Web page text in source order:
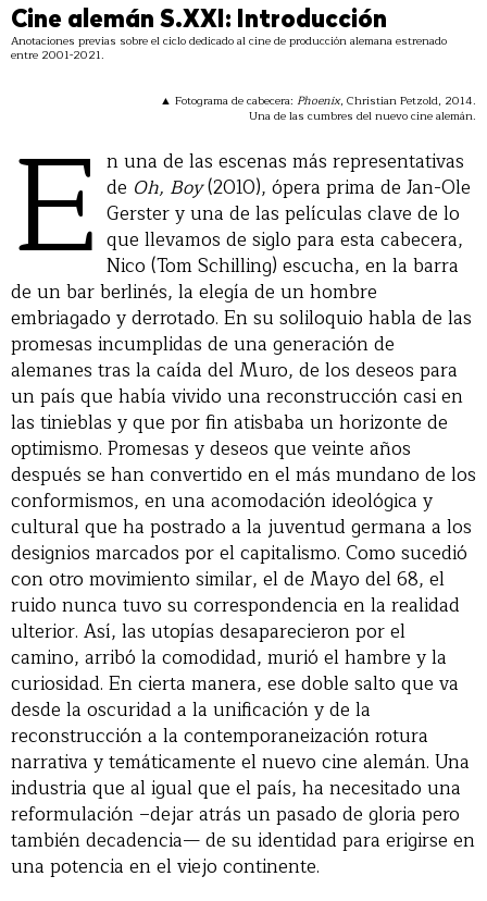
Cine alemán S.XXI: Introducción
Anotaciones previas sobre el ciclo dedicado al cine de producción alemana estrenado
entre 2001-2021.
▲ Fotograma de cabecera: Phoenix, Christian Petzold, 2014.
Una de las cumbres del nuevo cine alemán.
E n una de las escenas más representativas
de Oh, Boy(2010), ópera prima de Jan-Ole
Gerster y una de las películas clave de lo
que llevamos de siglo para esta cabecera,
Nico (Tom Schilling) escucha, en la barra
de un bar berlinés, la elegía de un hombre
embriagado y derrotado. En su soliloquio habla de las
promesas incumplidas de una generación de
alemanes tras la caída del Muro, de los deseos para
un país que había vivido una reconstrucción casi en
las tinieblas y que por fin atisbaba un horizonte de
optimismo. Promesas y deseos que veinte años
después se han convertido en el más mundano de los
conformismos, en una acomodación ideológica y
cultural que ha postrado a la juventud germana a los
designios marcados por el capitalismo. Como sucedió
con otro movimiento similar, el de Mayo del 68, el
ruido nunca tuvo su correspondencia en la realidad
ulterior. Así, las utopías desaparecieron por el
camino, arribó la comodidad, murió el hambre y la
curiosidad. En cierta manera, ese doble salto que va
desde la oscuridad a la unificación y de la
reconstrucción a la contemporaneización rotura
narrativa y temáticamente el nuevo cine alemán. Una
industria que al igual que el país, ha necesitado una
reformulación –dejar atrás un pasado de gloria pero
también decadencia— de su identidad para erigirse en
una potencia en el viejo continente.